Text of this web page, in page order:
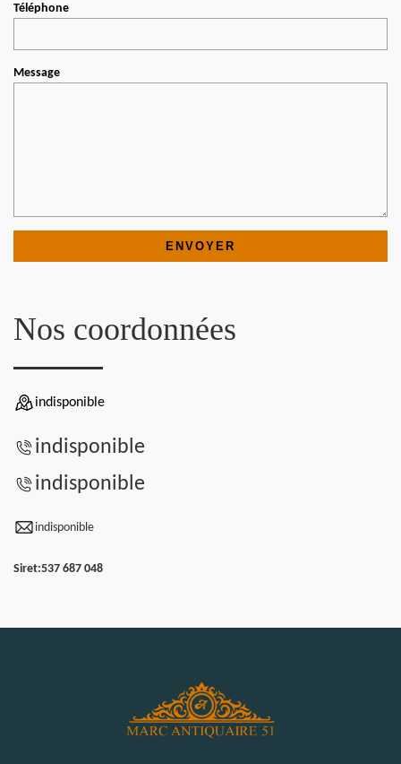
Téléphone
Message
Nos coordonnées
indisponible
indisponible
indisponible
indisponible
Siret:537 687 048